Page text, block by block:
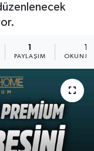
1
PAYLAŞIM
1